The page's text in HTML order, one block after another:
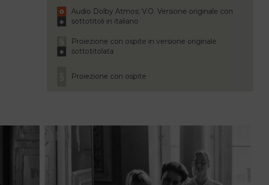
Audio Dolby Atmos; V.O. Versione originale con
sottotitoli in italiano
Proiezione con ospite in versione originale
sottotitolata
Proiezione con ospite